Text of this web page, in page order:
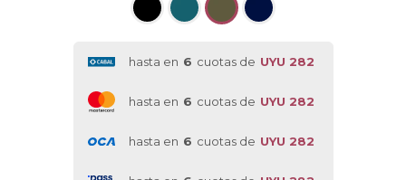
hasta en 6 cuotas de UYU 282
hasta en 6 cuotas de UYU 282
hasta en 6 cuotas de UYU 282